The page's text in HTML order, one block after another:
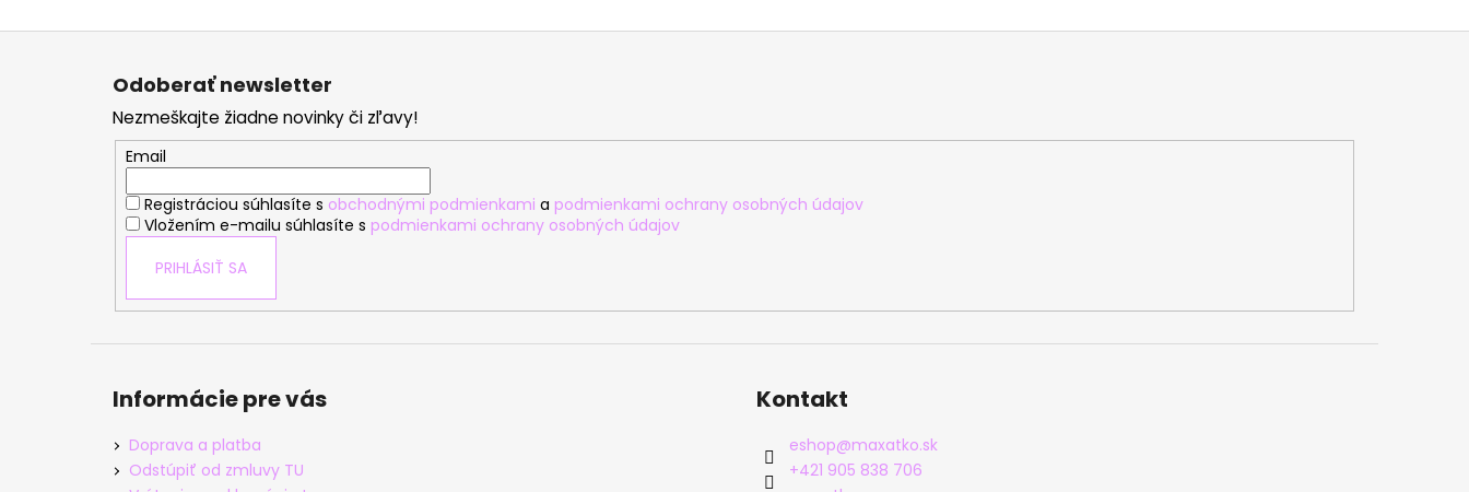
Z
Odoberať newsletter
Nezmeškajte žiadne novinky či zľavy!
Email
Registráciou súhlasíte s obchodnými podmienkami a podmienkami ochrany osobných údajov
Vložením e-mailu súhlasíte s podmienkami ochrany osobných údajov
PRIHLÁSIŤ SA
Informácie pre vás
Doprava a platba
Odstúpiť od zmluvy TU
Kontakt
eshop@maxatko.sk
+421 905 838 706